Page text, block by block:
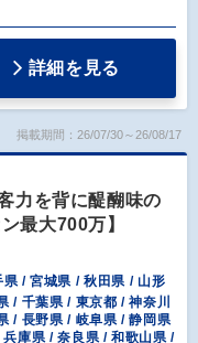
詳細を見る
掲載期間：26/07/30～26/08/17
力を背に醍醐味の
最大700万】
/ 宮城県 / 秋田県 / 山形
/ 千葉県 / 東京都 / 神奈川
/ 長野県 / 岐阜県 / 静岡県
庫県 / 奈良県 / 和歌山県 /